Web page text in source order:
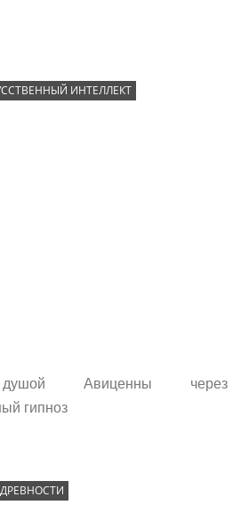
ИНТЕЛЛЕКТ
Авиценны через
гипноз